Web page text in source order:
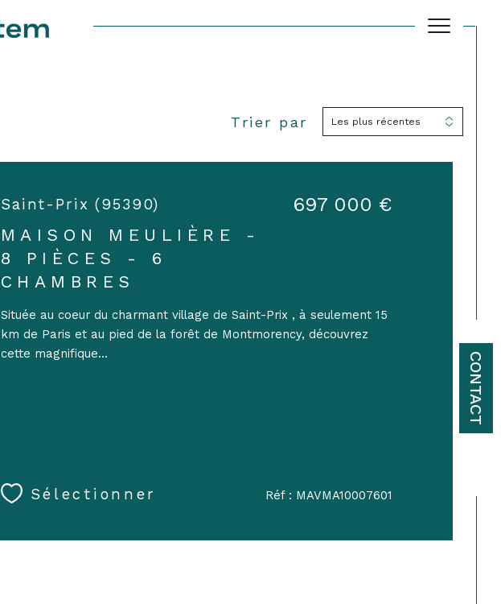
CONTACT
Trier par Les plus récentes
Saint-Prix (95390)
MAISON MEULIÈRE -
8 PIÈCES - 6
CHAMBRES
697 000 €
Située au coeur du charmant village de Saint-Prix , à seulement 15
km de Paris et au pied de la forêt de Montmorency, découvrez
cette magnifique...
Sélectionner Réf : MAVMA10007601